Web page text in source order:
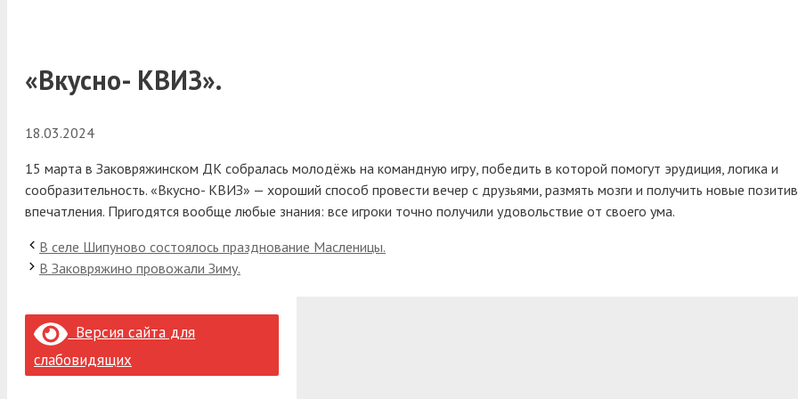
«Вкусно- КВИЗ».
18.03.2024
15 марта в Заковряжинском ДК собралась молодёжь на командную игру, победить в которой помогут эрудиция, логика и
сообразительность. «Вкусно- КВИЗ» — хороший способ провести вечер с друзьями, размять мозги и получить новые
впечатления. Пригодятся вообще любые знания: все игроки точно получили удовольствие от своего ума.
В селе Шипуново состоялось празднование Масленицы.
В Заковряжино провожали Зиму.
Версия сайта для
слабовидящих